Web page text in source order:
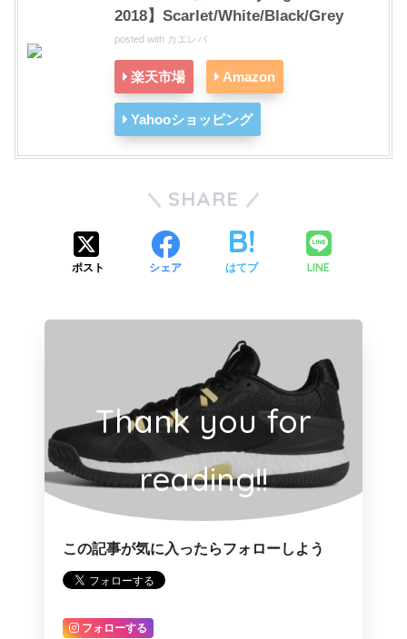
2018】Scarlet/White/Black/Grey
posted with カエレバ
楽天市場 Amazon
Yahooショッピング
SHARE
ポスト シェア はてブ LINE
Thank you for
reading!!
この記事が気に入ったらフォローしよう
フォローする